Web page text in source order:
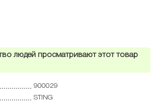
людей просматривают этот товар
900029
STING